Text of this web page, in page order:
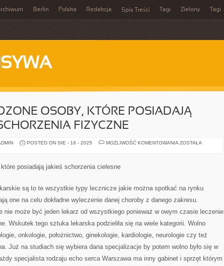
Berlin Polska Redakcja Spis Treści Tagi Zielony Tagi
OSOBY, KTÓRE POSIADAJĄ
FIZYCZNE
POSTED ON SIE - 16 - 2025 MOŻLIWOŚĆ KOMENTOWANIA STWIERDZONE
ZOSTAŁA
posiadają jakieś schorzenia cielesne
są to te wszystkie typy lecznicze jakie można spotkać na rynku
one na celu dokładne wyleczenie danej choroby z danego zakresu.
nie może być jeden lekarz od wszystkiego ponieważ w owym czasie leczenie
Wskutek tego sztuka lekarska podzieliła się na wiele kategorii. Wolno
onkologie, położnictwo, ginekologie, kardiologie, neurologie czy też
Już na studiach się wybiera dana specjalizacje by potem wolno było się w
specjalista rodzaju echo serca Warszawa ma inny gabinet i sprzęt którym